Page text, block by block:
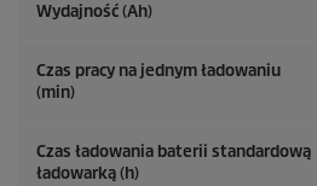
Wydajność (Ah)
Czas pracy na jednym ładowaniu
(min)
Czas ładowania baterii standardową
ładowarką (h)